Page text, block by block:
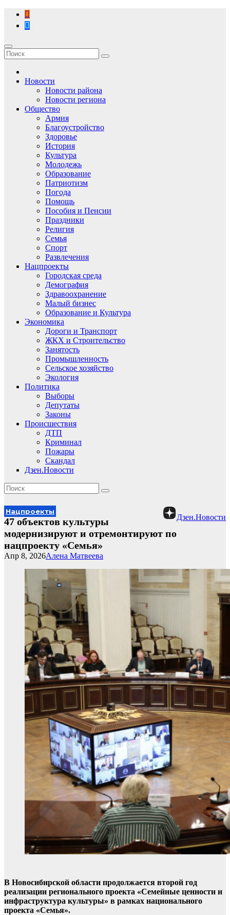
Перейти
содержимому
Новости
Новости района
Новости региона
Общество
Армия
Благоустройство
Здоровье
История
Культура
Молодежь
Образование
Патриотизм
Погода
Помощь
Пособия и Пенсии
Праздники
Религия
Семья
Спорт
Развлечения
Нацпроекты
Городская среда
Демография
Здравоохранение
Малый бизнес
Образование и Культура
Экономика
Дороги и Транспорт
ЖКХ и Строительство
Занятость
Промышленность
Сельское хозяйство
Экология
Политика
Выборы
Депутаты
Законы
Происшествия
ДТП
Криминал
Пожары
Скандал
Дзен.Новости
Дзен.Новости
Нацпроекты
47 объектов культуры
модернизируют и отремонтируют по
нацпроекту «Семья»
Алена Матвеева
Апр 8, 2026
В Новосибирской области продолжается второй год
реализации регионального проекта «Семейные ценности и
инфраструктура культуры» в рамках национального
проекта «Семья».